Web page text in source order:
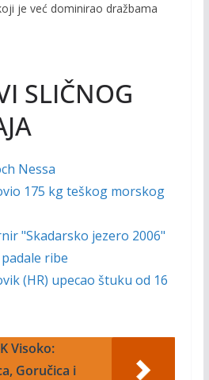
je već dominirao dražbama
SLIČNOG
Nessa
175 kg teškog morskog
"Skadarsko jezero 2006"
ribe
(HR) upecao štuku od 16
Visoko:
Goručica i